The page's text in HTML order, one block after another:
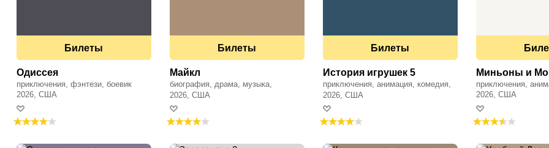
Одиссея
приключения, фэнтези, боевик
2026, США
Билеты
Майкл
биография, драма, музыка,
исторический
2026, США
Билеты
История игрушек 5
приключения, анимация, комедия,
фэнтези, семейный, драма
2026, США
Билеты
Миньоны и
приключения,
2026, США